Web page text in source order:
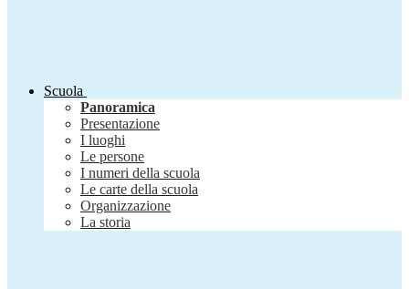
Scuola
Panoramica
Presentazione
I luoghi
Le persone
I numeri della scuola
Le carte della scuola
Organizzazione
La storia